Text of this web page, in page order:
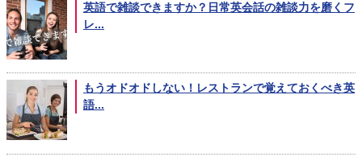
英語で雑談できますか？日常英会話の雑談力を磨くフ
レ...
もうオドオドしない！レストランで覚えておくべき英
語...